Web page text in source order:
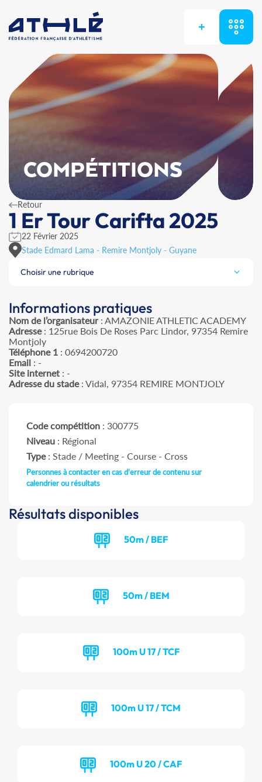
+
COMPÉTITIONS
Retour
1 Er Tour Carifta 2025
22 Février 2025
Stade Edmard Lama - Remire Montjoly - Guyane
Choisir une rubrique
Informations pratiques
Nom de l’organisateur: AMAZONIE ATHLETIC ACADEMY
Adresse: 125rue Bois De Roses Parc Lindor, 97354 Remire
Montjoly
Téléphone 1 : 0694200720
Email : -
Site internet : -
Adresse du stade: Vidal, 97354 REMIRE MONTJOLY
Code compétition : 300775
Niveau : Régional
Type: Stade / Meeting - Course - Cross
Personnes à contacter en cas d'erreur de contenu sur
calendrier ou résultats
Résultats disponibles
50m / BEF
50m / BEM
100m U 17 / TCF
100m U 17 / TCM
100m U 20 / CAF